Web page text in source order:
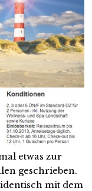
etwas zur
geschrieben.
mit dem